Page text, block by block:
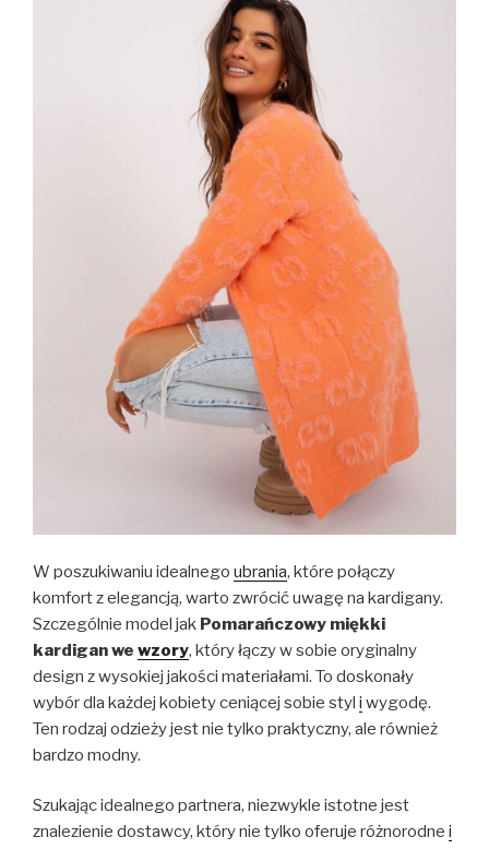
W poszukiwaniu idealnego ubrania, które połączy
komfort z elegancją, warto zwrócić uwagę na kardigany.
Szczególnie model jak Pomarańczowy miękki
kardigan we wzory, który łączy w sobie oryginalny
design z wysokiej jakości materiałami. To doskonały
wybór dla każdej kobiety ceniącej sobie styl i wygodę.
Ten rodzaj odzieży jest nie tylko praktyczny, ale również
bardzo modny.
Szukając idealnego partnera, niezwykle istotne jest
znalezienie dostawcy, który nie tylko oferuje różnorodne i